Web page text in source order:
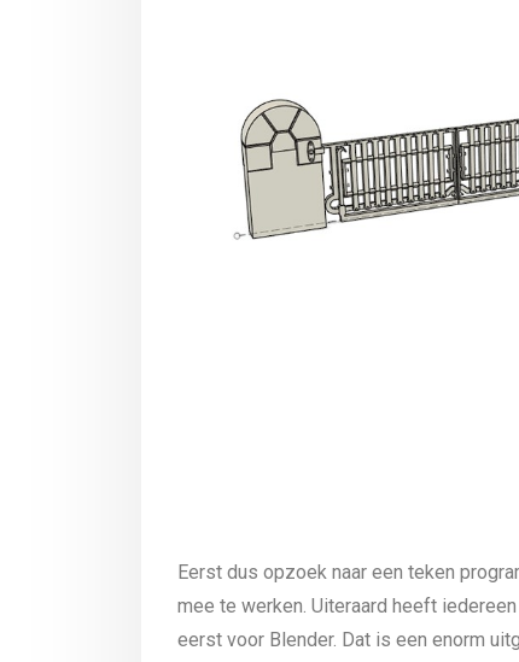
Eerst dus opzoek naar een teken
mee te werken. Uiteraard heeft
eerst voor Blender. Dat is een enorm